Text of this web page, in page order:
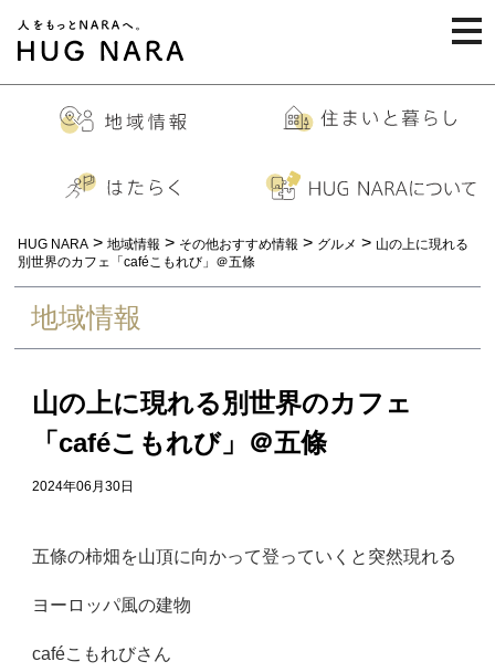
HUG NARA > 地域情報 > その他おすすめ情報 > グルメ > 山の上に現れる
別世界のカフェ「caféこもれび」＠五條
地域情報
山の上に現れる別世界のカフェ
「caféこもれび」＠五條
2024年06月30日
五條の柿畑を山頂に向かって登っていくと突然現れる
ヨーロッパ風の建物
caféこもれびさん